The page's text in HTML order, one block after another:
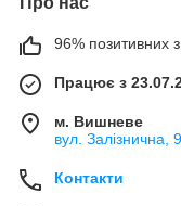
96% позитивних з
Працює з
м. Вишневе
вул. Залізнична,
Контакти